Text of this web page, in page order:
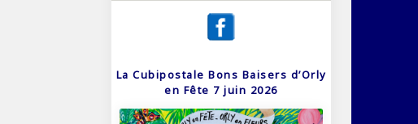
La Cubipostale Bons Baisers d’Orly
en Fête 7 juin 2026